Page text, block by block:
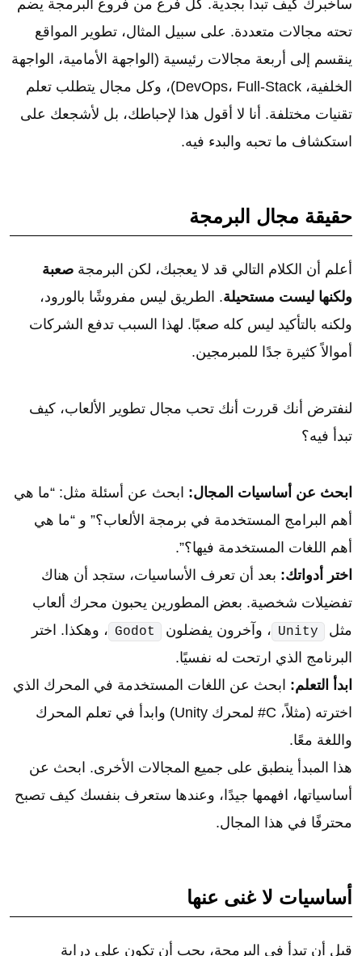
سأخبرك كيف تبدأ بجدية. كل فرع من فروع البرمجة يضم
تحته مجالات متعددة. على سبيل المثال، تطوير المواقع
ينقسم إلى أربعة مجالات رئيسية (الواجهة الأمامية، الواجهة
الخلفية، DevOps، Full-Stack)، وكل مجال يتطلب تعلم
تقنيات مختلفة. أنا لا أقول هذا لإحباطك، بل لأشجعك على
استكشاف ما تحبه والبدء فيه.
حقيقة مجال البرمجة
أعلم أن الكلام التالي قد لا يعجبك، لكن البرمجة صعبة
ولكنها ليست مستحيلة. الطريق ليس مفروشًا بالورود،
ولكنه بالتأكيد ليس كله صعبًا. لهذا السبب تدفع الشركات
أموالاً كثيرة جدًا للمبرمجين.
لنفترض أنك قررت أنك تحب مجال تطوير الألعاب، كيف
تبدأ فيه؟
ابحث عن أساسيات المجال: ابحث عن أسئلة مثل: “ما هي
أهم البرامج المستخدمة في برمجة الألعاب؟” و “ما هي
أهم اللغات المستخدمة فيها؟”.
اختر أدواتك: بعد أن تعرف الأساسيات، ستجد أن هناك
تفضيلات شخصية. بعض المطورين يحبون محرك ألعاب
مثل
Unity ، وآخرون يفضلون Godot ، وهكذا. اختر
البرنامج الذي ارتحت له نفسيًا.
ابدأ التعلم: ابحث عن اللغات المستخدمة في المحرك الذي
اخترته (مثلاً، C# لمحرك Unity) وابدأ في تعلم المحرك
واللغة معًا.
هذا المبدأ ينطبق على جميع المجالات الأخرى. ابحث عن
أساسياتها، افهمها جيدًا، وعندها ستعرف بنفسك كيف تصبح
محترفًا في هذا المجال.
أساسيات لا غنى عنها
قبل أن تبدأ في البرمجة، يجب أن تكون على دراية